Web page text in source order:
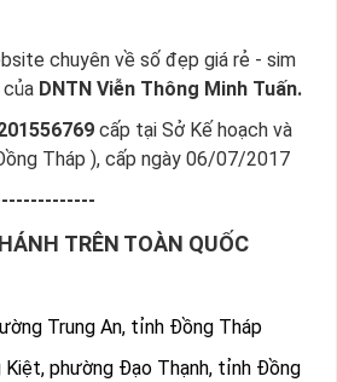
chuyên về số đẹp giá rẻ - sim
của DNTN Viễn Thông Minh Tuấn.
cấp tại Sở Kế hoạch và
Tháp ), cấp ngày 06/07/2017
TRÊN TOÀN QUỐC
Trung An, tỉnh Đồng Tháp
phường Đạo Thạnh, tỉnh Đồng